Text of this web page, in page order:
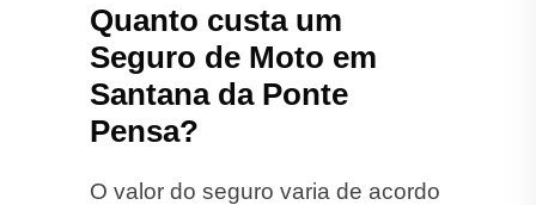
Quanto custa um
Seguro de Moto em
Santana da Ponte
Pensa?
O valor do seguro varia de acordo